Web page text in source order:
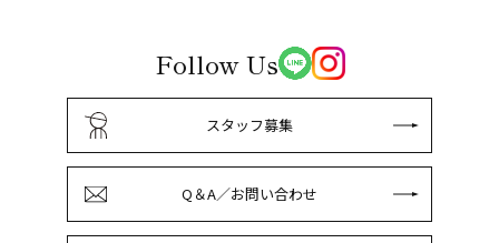
Follow Us
スタッフ募集
Q＆A／お問い合わせ